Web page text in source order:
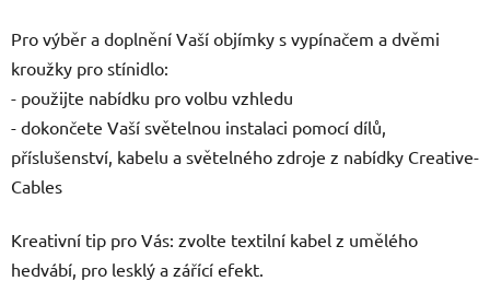
Pro výběr a doplnění Vaší objímky s vypínačem a dvěmi
kroužky pro stínidlo:
- použijte nabídku pro volbu vzhledu
- dokončete Vaší světelnou instalaci pomocí dílů,
příslušenství, kabelu a světelného zdroje z nabídky Creative-
Cables
Kreativní tip pro Vás: zvolte textilní kabel z umělého
hedvábí, pro lesklý a zářící efekt.